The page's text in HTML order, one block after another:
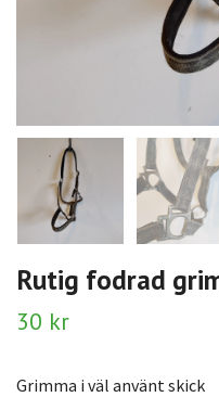
Rutig fodrad
30 kr
Grimma i väl använt skick